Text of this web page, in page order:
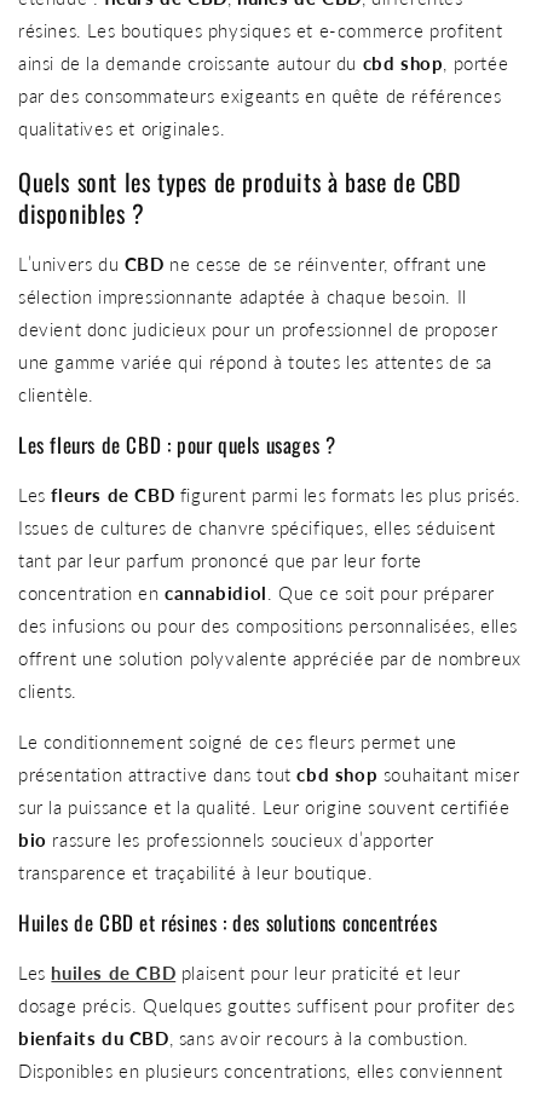
résines. Les boutiques physiques et e-commerce profitent
ainsi de la demande croissante autour du cbd shop , portée
par des consommateurs exigeants en quête de références
qualitatives et originales.
Quels sont les types de produits à base de CBD
disponibles ?
L’univers du CBD ne cesse de se réinventer, offrant une
sélection impressionnante adaptée à chaque besoin. Il
devient donc judicieux pour un professionnel de proposer
une gamme variée qui répond à toutes les attentes de sa
clientèle.
Les fleurs de CBD : pour quels usages ?
Lesfleurs de CBD figurent parmi les formats les plus prisés.
Issues de cultures de chanvre spécifiques, elles séduisent
tant par leur parfum prononcé que par leur forte
concentration encannabidiol
. Que ce soit pour préparer
des infusions ou pour des compositions personnalisées, elles
offrent une solution polyvalente appréciée par de nombreux
clients.
Le conditionnement soigné de ces fleurs permet une
présentation attractive dans toutcbd shop souhaitant miser
sur la puissance et la qualité. Leur origine souvent certifiée
bio rassure les professionnels soucieux d’apporter
transparence et traçabilité à leur boutique.
Huiles de CBD et résines : des solutions concentrées
Les huiles de CBD plaisent pour leur praticité et leur
dosage précis. Quelques gouttes suffisent pour profiter des
bienfaits du CBD , sans avoir recours à la combustion.
Disponibles en plusieurs concentrations, elles conviennent